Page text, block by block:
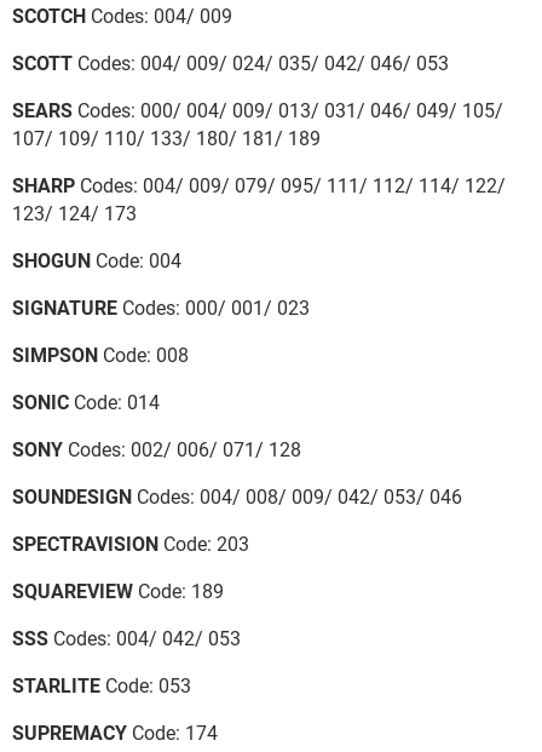
SCOTCH Codes: 004/ 009
SCOTT Codes: 004/ 009/ 024/ 035/ 042/ 046/ 053
SEARS Codes: 000/ 004/ 009/ 013/ 031/ 046/ 049/ 105/
107/ 109/ 110/ 133/ 180/ 181/ 189
SHARP Codes: 004/ 009/ 079/ 095/ 111/ 112/ 114/ 122/
123/ 124/ 173
SHOGUN Code: 004
SIGNATURE Codes: 000/ 001/ 023
SIMPSON Code: 008
SONIC Code: 014
SONY Codes: 002/ 006/ 071/ 128
SOUNDESIGN Codes: 004/ 008/ 009/ 042/ 053/ 046
SPECTRAVISION Code: 203
SQUAREVIEW Code: 189
SSS Codes: 004/ 042/ 053
STARLITE Code: 053
SUPREMACY Code: 174